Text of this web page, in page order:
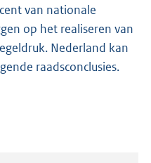
van nationale
op het realiseren van
Nederland kan
raadsconclusies.